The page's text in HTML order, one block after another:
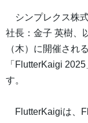
シンプレクス株
社長：金子 英樹、
（木）に開催され
「FlutterKaigi
す。
FlutterKaigiは、